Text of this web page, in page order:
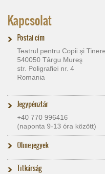
Kapcsolat
Postai cím
Teatrul pentru Copii şi
540050 Târgu Mureş
str. Poligrafiei nr. 4
Romania
Jegypénztár
+40 770 996416
(naponta 9-13 óra között)
Oline jegyek
Titkárság